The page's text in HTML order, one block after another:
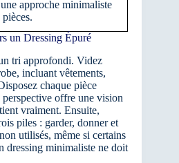
approche minimaliste
un Dressing Épuré
tri approfondi. Videz
incluant vêtements,
chaque pièce
offre une vision
vraiment. Ensuite,
piles : garder, donner et
utilisés, même si certains
dressing minimaliste ne doit